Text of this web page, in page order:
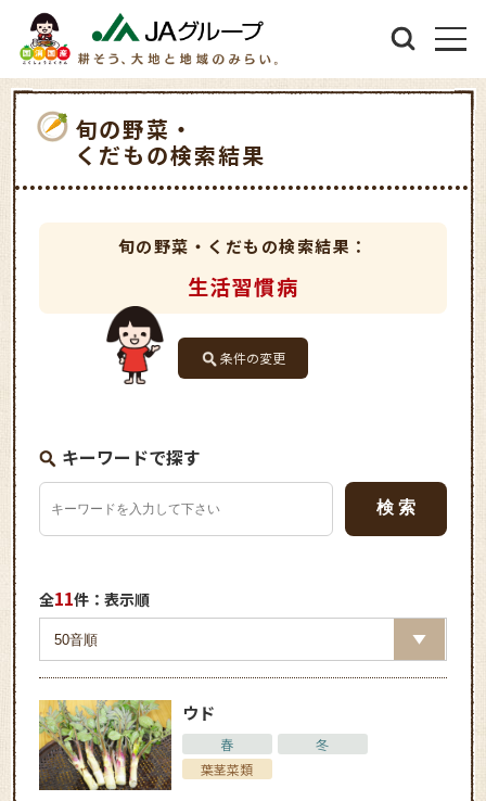
旬の野菜・
くだもの検索結果
旬の野菜・くだもの検索結果：
生活習慣病
条件の変更
キーワードで探す
全11件：表示順
ウド
春
冬
葉茎菜類